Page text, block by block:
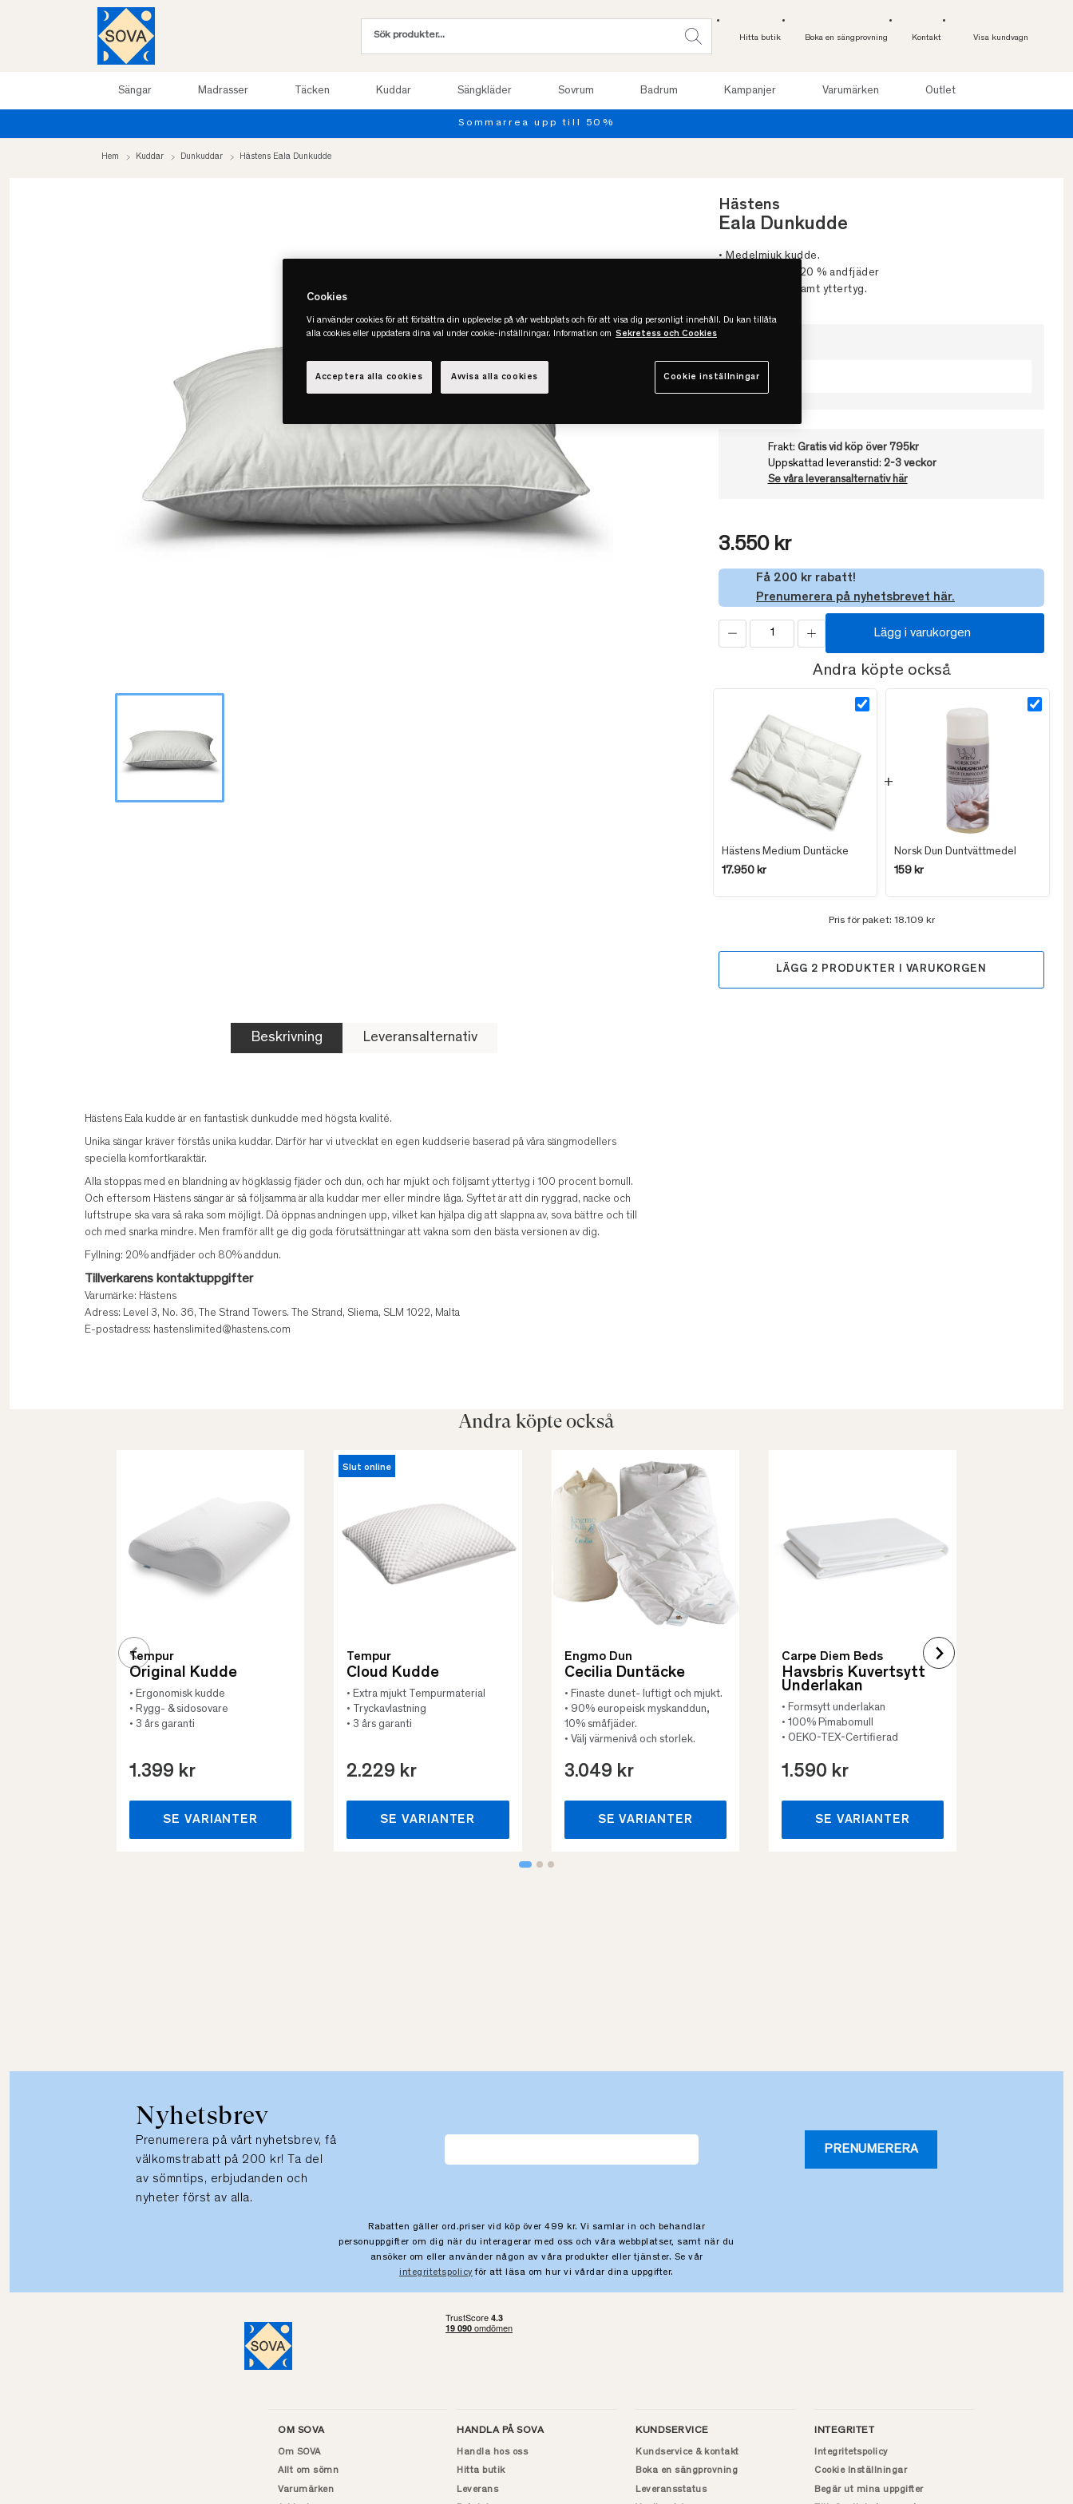
Hitta butik Boka en sängprovning Kontakt Visa kundvagn
Sängar Madrasser Täcken Kuddar Sängkläder Sovrum Badrum Kampanjer Varumärken Outlet
Sommarrea upp till 50%
Hem Kuddar Dunkuddar Hästens Eala Dunkudde
Hästens
Eala Dunkudde
• Medelmjuk kudde.
• 80 % anddun, 20 % andfjäder
• Mjukt och följsamt yttertyg.
50x60
Frakt: Gratis vid köp över 795kr
Uppskattad leveranstid: 2-3 veckor
Se våra leveransalternativ här
3.550 kr
Få 200 kr rabatt!
Prenumerera på nyhetsbrevet här.
Lägg i varukorgen
Andra köpte också
Hästens Medium Duntäcke
17.950 kr
Norsk Dun Duntvättmedel
159 kr
Pris för paket: 18.109 kr
LÄGG 2 PRODUKTER I VARUKORGEN
Beskrivning Leveransalternativ
Hästens Eala kudde är en fantastisk dunkudde med högsta kvalité.
Unika sängar kräver förstås unika kuddar. Därför har vi utvecklat en egen kuddserie baserad på våra sängmodellers
speciella komfortkaraktär.
Alla stoppas med en blandning av högklassig fjäder och dun, och har mjukt och följsamt yttertyg i 100 procent bomull.
Och eftersom Hästens sängar är så följsamma är alla kuddar mer eller mindre låga. Syftet är att din ryggrad, nacke och
luftstrupe ska vara så raka som möjligt. Då öppnas andningen upp, vilket kan hjälpa dig att slappna av, sova bättre och till
och med snarka mindre. Men framför allt ge dig goda förutsättningar att vakna som den bästa versionen av dig.
Fyllning: 20% andfjäder och 80% anddun.
Tillverkarens kontaktuppgifter
Varumärke: Hästens
Adress: Level 3, No. 36, The Strand Towers. The Strand, Sliema, SLM 1022, Malta
E-postadress: hastenslimited@hastens.com
Andra köpte också
Tempur
Original Kudde
• Ergonomisk kudde
• Rygg- & sidosovare
• 3 års garanti
1.399 kr
SE VARIANTER
Slut online
Tempur
Cloud Kudde
• Extra mjukt Tempurmaterial
• Tryckavlastning
• 3 års garanti
2.229 kr
SE VARIANTER
Engmo Dun
Cecilia Duntäcke
• Finaste dunet- luftigt och mjukt.
• 90% europeisk myskanddun,
10% småfjäder.
• Välj värmenivå och storlek.
3.049 kr
SE VARIANTER
Carpe Diem Beds
Havsbris Kuvertsytt
Underlakan
• Formsytt underlakan
• 100% Pimabomull
• OEKO-TEX-Certifierad
1.590 kr
SE VARIANTER
Nyhetsbrev
Prenumerera på vårt nyhetsbrev, få
välkomstrabatt på 200 kr! Ta del
av sömntips, erbjudanden och
nyheter först av alla.
PRENUMERERA
Rabatten gäller ord.priser vid köp över 499 kr. Vi samlar in och behandlar
personuppgifter om dig när du interagerar med oss och våra webbplatser, samt när du
ansöker om eller använder någon av våra produkter eller tjänster. Se vår
integritetspolicy för att läsa om hur vi vårdar dina uppgifter.
OM SOVA
Om SOVA
Allt om sömn
Varumärken
HANDLA PÅ SOVA
Handla hos oss
Hitta butik
Leverans
KUNDSERVICE
Kundservice & kontakt
Boka en sängprovning
Leveransstatus
INTEGRITET
Integritetspolicy
Cookie Inställningar
Begär ut mina uppgifter
Cookies
Vi använder cookies för att förbättra din upplevelse på vår webbplats och för att visa dig personligt innehåll. Du kan tillåta
alla cookies eller uppdatera dina val under cookie-inställningar. Information om Sekretess och Cookies
Cookie inställningar
Avvisa alla cookies
Acceptera alla cookies